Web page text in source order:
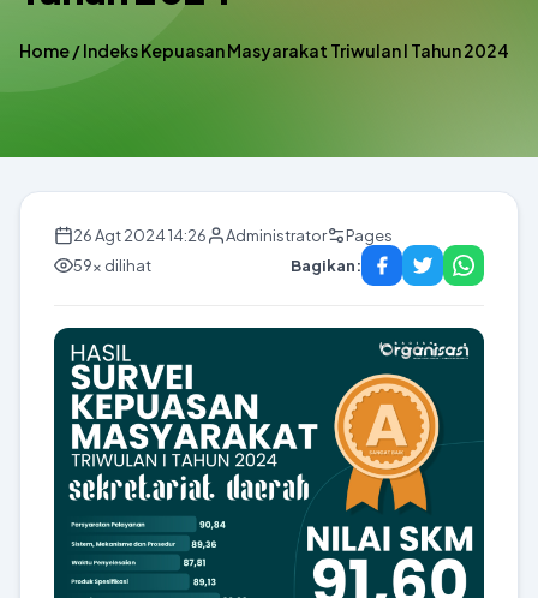
Home/Indeks Kepuasan Masyarakat Triwulan I Tahun 2024
26 Agt 2024 14:26 Administrator
Pages
59x dilihat
Bagikan: